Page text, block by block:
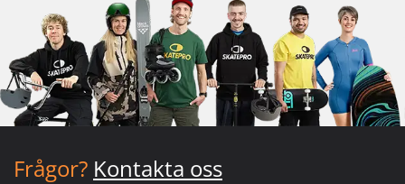
Frågor? Kontakta oss